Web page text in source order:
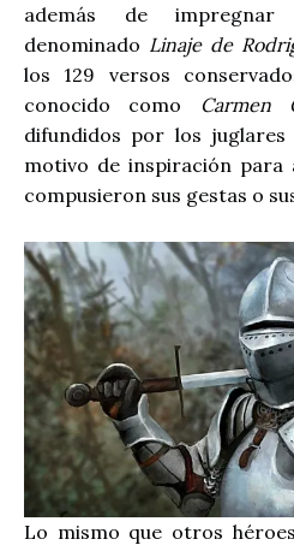
además de
denominado Linaje de
los 129 versos
conocido como
Carmen
difundidos por los
motivo de inspiración para
compusieron sus gestas o
Lo mismo que otros